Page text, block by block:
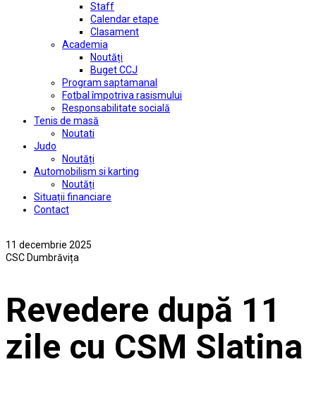
Staff
Calendar etape
Clasament
Academia
Noutăți
Buget CCJ
Program saptamanal
Fotbal împotriva rasismului
Responsabilitate socială
Tenis de masă
Noutati
Judo
Noutăți
Automobilism si karting
Noutăți
Situații financiare
Contact
11 decembrie 2025
CSC Dumbrăvița
Revedere după 11
zile cu CSM Slatina